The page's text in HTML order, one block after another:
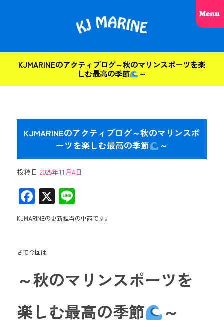
KJMARINEのアクティブログ～秋のマリンスポーツを楽
しむ最高の季節
～
KJMARINEのアクティブログ～秋のマリンスポ
ーツを楽しむ最高の季節
～
投稿日 2025年11月4日
F
ac
e
b
o
ok
X Li
ne
KJMARINEの更新担当の中西です。
さて今回は
～秋のマリンスポーツを
楽しむ最高の季節
～